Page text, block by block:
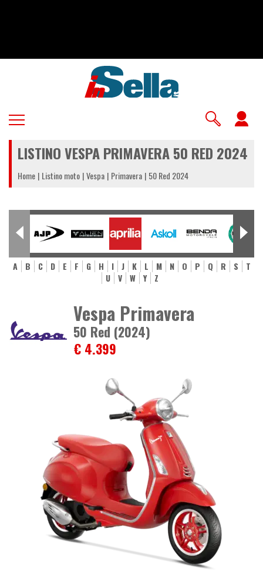
LISTINO VESPA PRIMAVERA 50 RED 2024
Home Listino moto Vespa Primavera 50 Red 2024
A B C D E F G H I J K L M N O P Q R S
T
U
V W Y Z
Vespa Primavera
50 Red (2024)
€ 4.399